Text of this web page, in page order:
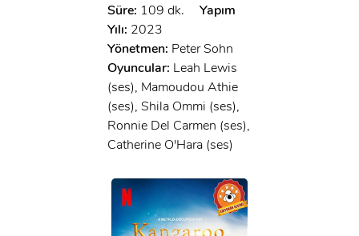
Süre: 109 dk.
Yapım
Yılı: 2023
Yönetmen: Peter Sohn
Oyuncular: Leah Lewis
(ses), Mamoudou Athie
(ses), Shila Ommi (ses),
Ronnie Del Carmen (ses),
Catherine O'Hara (ses)